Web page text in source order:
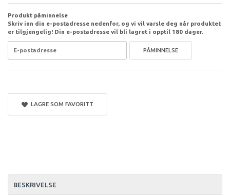
Produkt påminnelse
Skriv inn din e-postadresse nedenfor, og vi vil varsle deg når produktet
er tilgjengelig! Din e-postadresse vil bli lagret i opptil 180 dager.
PÅMINNELSE
LAGRE SOM FAVORITT
BESKRIVELSE